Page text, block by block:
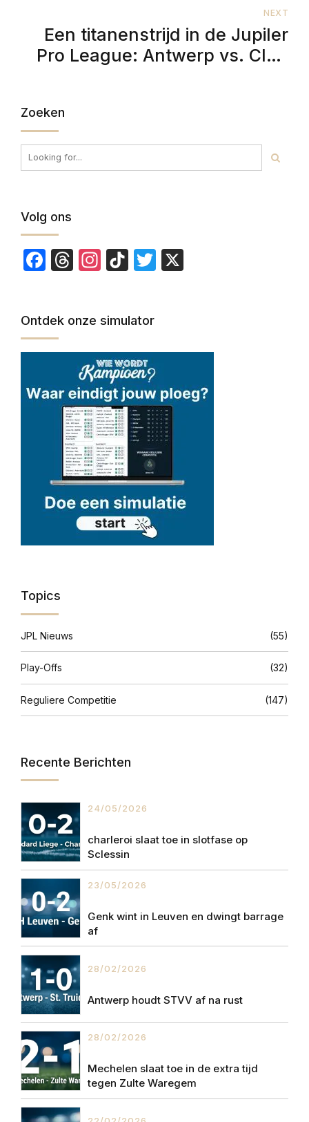
NEXT
Een titanenstrijd in de Jupiler
Pro League: Antwerp vs. Club
Zoeken
Volg ons
Facebook
Threads
Instagram
TikTokTwitter
Ontdek onze simulator
Topics
JPL Nieuws (55)
Play-Offs (32)
Reguliere Competitie (147)
Recente Berichten
24/05/2026
charleroi slaat toe in slotfase op
Sclessin
23/05/2026
Genk wint in Leuven en dwingt barrage
af
28/02/2026
Antwerp houdt STVV af na rust
28/02/2026
Mechelen slaat toe in de extra tijd
tegen Zulte Waregem